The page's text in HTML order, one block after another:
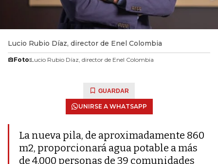
Lucio Rubio Díaz, director de Enel Colombia
Foto:Lucio Rubio Díaz, director de Enel Colombia
GUARDAR
UNIRSE A WHATSAPP
La nueva pila, de aproximadamente 860
m2, proporcionará agua potable a más
de 4.000 personas de 39 comunidades